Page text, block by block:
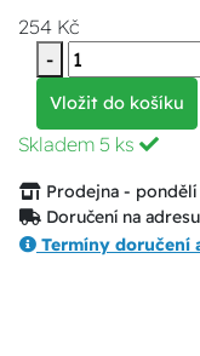
254 Kč
-
Vložit do košíku
Skladem 5 ks
Prodejna - pondělí
Doručení na
Termíny doručení